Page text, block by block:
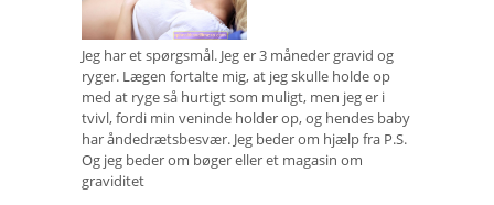
Jeg har et spørgsmål. Jeg er 3 måneder gravid og
ryger. Lægen fortalte mig, at jeg skulle holde op
med at ryge så hurtigt som muligt, men jeg er i
tvivl, fordi min veninde holder op, og hendes baby
har åndedrætsbesvær. Jeg beder om hjælp fra P.S.
Og jeg beder om bøger eller et magasin om
graviditet